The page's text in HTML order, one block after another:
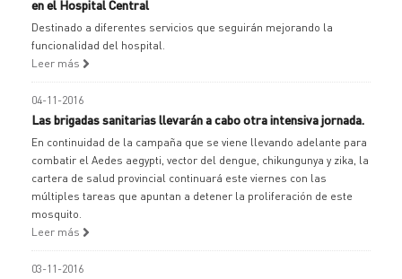
en el Hospital Central
Destinado a diferentes servicios que seguirán mejorando la
funcionalidad del hospital.
Leer más
04-11-2016
Las brigadas sanitarias llevarán a cabo otra intensiva jornada.
En continuidad de la campaña que se viene llevando adelante para
combatir el Aedes aegypti, vector del dengue, chikungunya y zika, la
cartera de salud provincial continuará este viernes con las
múltiples tareas que apuntan a detener la proliferación de este
mosquito.
Leer más
03-11-2016